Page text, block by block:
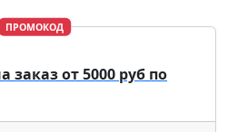
ПРОМОКОД
заказ от 5000 руб по